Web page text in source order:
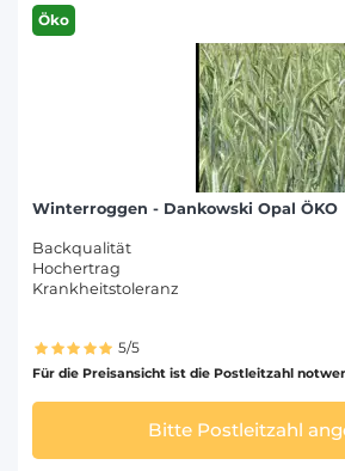
Öko
Winterroggen - Dankowski Opal ÖKO
Backqualität
Hochertrag
Krankheitstoleranz
5/5
Für die Preisansicht ist die Postleitzahl
Bitte Postleitzahl